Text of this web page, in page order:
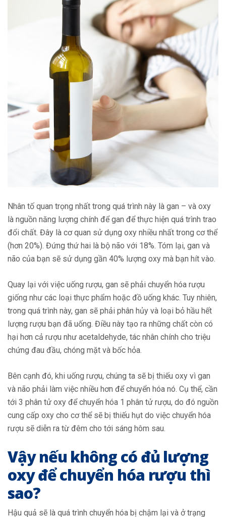
Nhân tố quan trọng nhất trong quá trình này là gan – và oxy
là nguồn năng lượng chính để gan để thực hiện quá trình trao
đổi chất. Đây là cơ quan sử dụng oxy nhiều nhất trong cơ thể
(hơn 20%). Đứng thứ hai là bộ não với 18%. Tóm lại, gan và
não của bạn sẽ sử dụng gần 40% lượng oxy mà bạn hít vào.
Quay lại với việc uống rượu, gan sẽ phải chuyển hóa rượu
giống như các loại thực phẩm hoặc đồ uống khác. Tuy nhiên,
trong quá trình này, gan sẽ phải phân hủy và loại bỏ hầu hết
lượng rượu bạn đã uống. Điều này tạo ra những chất còn có
hại hơn cả rượu như acetaldehyde, tác nhân chính cho triệu
chứng đau đầu, chóng mặt và bốc hỏa.
Bên cạnh đó, khi uống rượu, chúng ta sẽ bị thiếu oxy vì gan
và não phải làm việc nhiều hơn để chuyển hóa nó. Cụ thể, cần
tới 3 phân tử oxy để chuyển hóa 1 phân tử rượu, do đó nguồn
cung cấp oxy cho cơ thể sẽ bị thiếu hụt do việc chuyển hóa
rượu sẽ diễn ra từ đêm cho tới sáng hôm sau.
Vậy nếu không có đủ lượng
oxy để chuyển hóa rượu thì
sao?
Hậu quả sẽ là quá trình chuyển hóa bị chậm lại và ở trạng